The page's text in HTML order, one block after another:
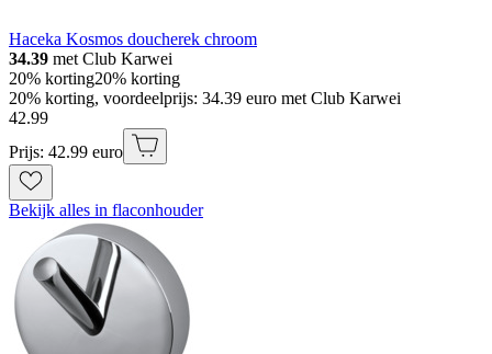
Haceka Kosmos doucherek chroom
34.39 met Club Karwei
20% korting20% korting
20% korting, voordeelprijs: 34.39 euro met Club Karwei
42.99
Prijs: 42.99 euro
Bekijk alles in flaconhouder